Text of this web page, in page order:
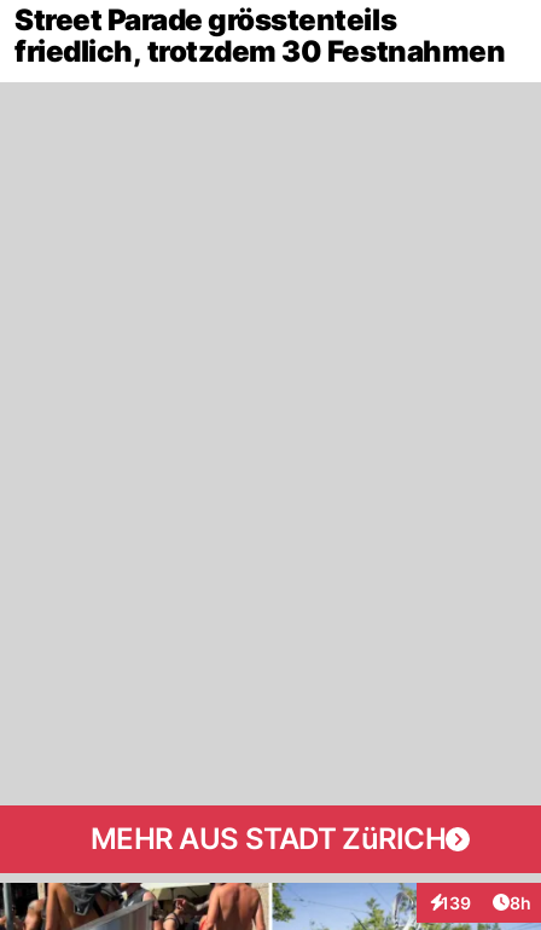
Street Parade grösstenteils
friedlich, trotzdem 30 Festnahmen
MEHR AUS STADT ZüRICH
139
Interaktionen
8h